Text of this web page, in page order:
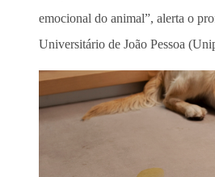
emocional do animal”, alerta o
Universitário de João Pessoa